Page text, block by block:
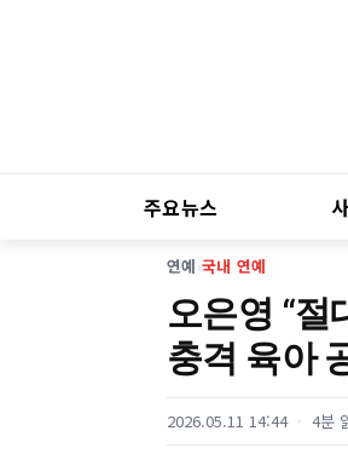
주요뉴스
연예›국내 연예
오은영 “절
충격 육아
2026.05.11 14:44 4분